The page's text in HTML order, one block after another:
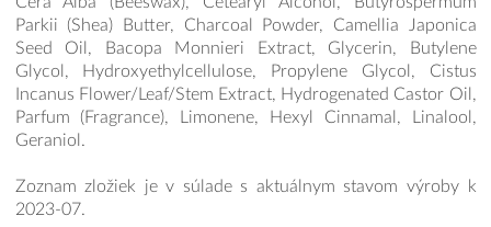
Parkii (Shea) Butter, Charcoal Powder, Camellia Japonica
Seed Oil, Bacopa Monnieri Extract, Glycerin, Butylene
Glycol, Hydroxyethylcellulose, Propylene Glycol, Cistus
Incanus Flower/Leaf/Stem Extract, Hydrogenated Castor Oil,
Parfum (Fragrance), Limonene, Hexyl Cinnamal, Linalool,
Geraniol.
Zoznam zložiek je v súlade s aktuálnym stavom výroby k
2023-07.